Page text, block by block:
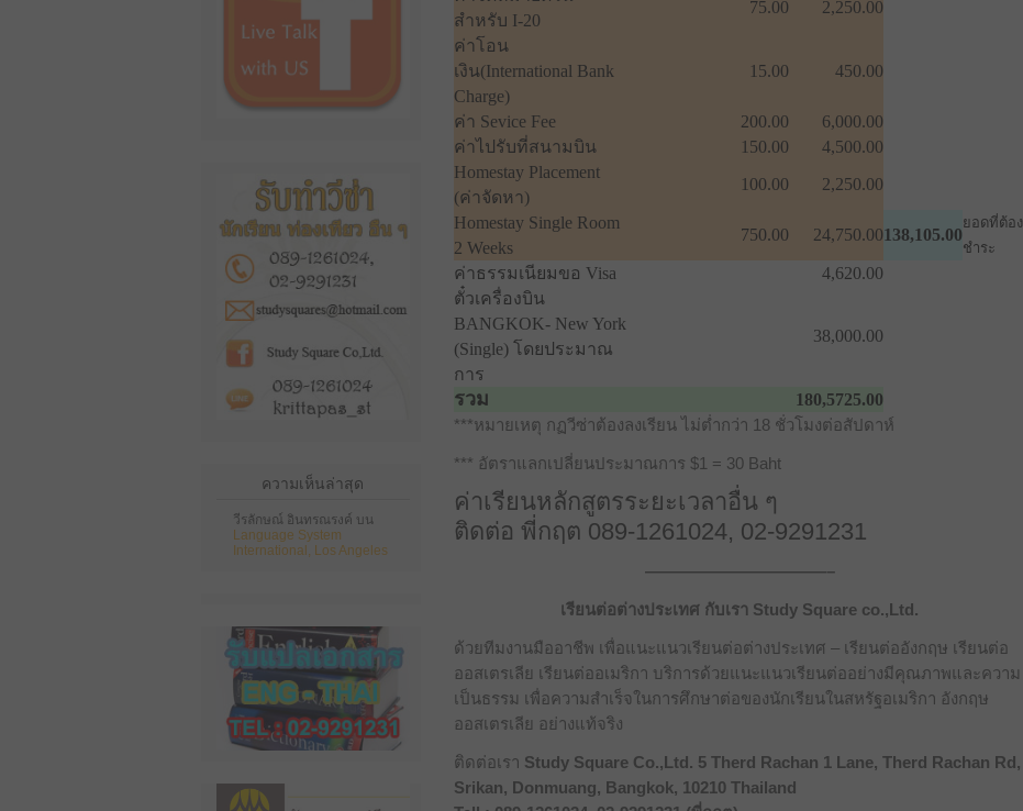
ความเห็นล่าสุด
วีรลักษณ์ อินทรณรงค์ บน
Language System
International, Los Angeles
สำหรับ I-20
75.00 2,250.00
ค่าโอน
เงิน(International Bank
Charge)
15.00 450.00
ค่า Sevice Fee 200.00
6,000.00
ค่าไปรับที่สนามบิน
150.00
4,500.00
Homestay Placement
(ค่าจัดหา)
100.00 2,250.00
Homestay Single Room
2 Weeks
750.00 24,750.00138,105.00
ยอดที่ต้อง
ชำระ
ค่าธรรมเนียมขอ Visa
4,620.00
ตั๋วเครื่องบิน
BANGKOK- New York
(Single) โดยประมาณ
การ
38,000.00
รวม
180,5725.00
***หมายเหตุ กฏวีซ่าต้องลงเรียน ไม่ต่ำกว่า 18 ชั่วโมงต่อสัปดาห์
*** อัตราแลกเปลี่ยนประมาณการ $1 = 30 Baht
ค่าเรียนหลักสูตรระยะเวลาอื่น ๆ
ติดต่อ พี่กฤต 089-1261024, 02-9291231
———————————–
เรียนต่อต่างประเทศ กับเรา Study Square co.,Ltd.
ด้วยทีมงานมืออาชีพ เพื่อแนะแนวเรียนต่อต่างประเทศ – เรียนต่ออังกฤษ เรียนต่อ
ออสเตรเลีย เรียนต่ออเมริกา บริการด้วยแนะแนวเรียนต่ออย่างมีคุณภาพและความ
เป็นธรรม เพื่อความสำเร็จในการศึกษาต่อของนักเรียนในสหรัฐอเมริกา อังกฤษ
ออสเตรเลีย อย่างแท้จริง
ติดต่อเรา Study Square Co.,Ltd. 5 Therd Rachan 1 Lane, Therd Rachan Rd,
Srikan, Donmuang, Bangkok, 10210 Thailand